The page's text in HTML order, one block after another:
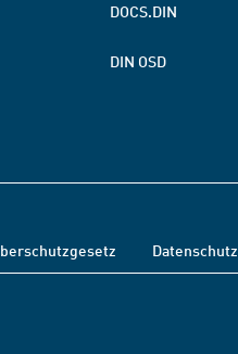
DOCS.DIN
DIN OSD
Datenschutz